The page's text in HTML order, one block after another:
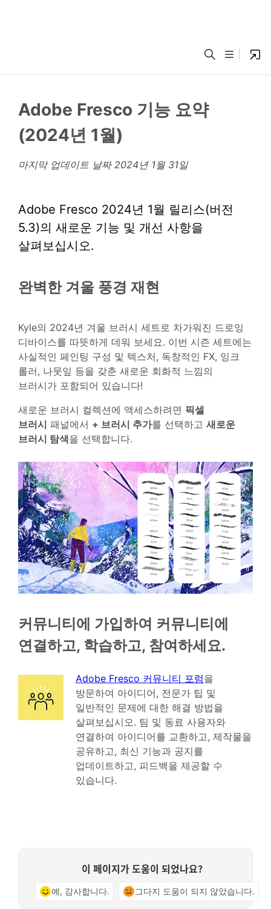
Adobe Fresco 기능 요약
(2024년 1월)
마지막 업데이트 날짜 2024년 1월 31일
Adobe Fresco 2024년 1월 릴리스(버전
5.3)의 새로운 기능 및 개선 사항을
살펴보십시오.
완벽한 겨울 풍경 재현
Kyle의 2024년 겨울 브러시 세트로 차가워진 드로잉
디바이스를 따뜻하게 데워 보세요. 이번 시즌 세트에는
사실적인 페인팅 구성 및 텍스처, 독창적인 FX, 잉크
롤러, 나뭇잎 등을 갖춘 새로운 회화적 느낌의
브러시가 포함되어 있습니다!
새로운 브러시 컬렉션에 액세스하려면 픽셀
브러시 패널에서 + 브러시 추가를 선택하고 새로운
브러시 탐색을 선택합니다.
커뮤니티에 가입하여 커뮤니티에
연결하고, 학습하고, 참여하세요.
Adobe Fresco 커뮤니티 포럼을
방문하여 아이디어, 전문가 팁 및
일반적인 문제에 대한 해결 방법을
살펴보십시오. 팀 및 동료 사용자와
연결하여 아이디어를 교환하고, 제작물을
공유하고, 최신 기능과 공지를
업데이트하고, 피드백을 제공할 수
있습니다.
이 페이지가 도움이 되었나요?
예, 감사합니다. 그다지 도움이 되지 않았습니다.